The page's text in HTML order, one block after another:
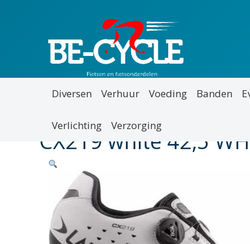
Diversen Verhuur Voeding Banden
Verlichting Verzorging
CX219 white 42,5